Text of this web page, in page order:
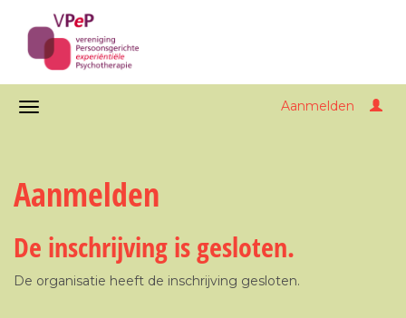
Aanmelden
Aanmelden
De inschrijving is gesloten.
De organisatie heeft de inschrijving gesloten.